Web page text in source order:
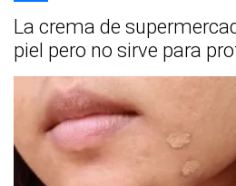
La crema de
piel pero no sirve para